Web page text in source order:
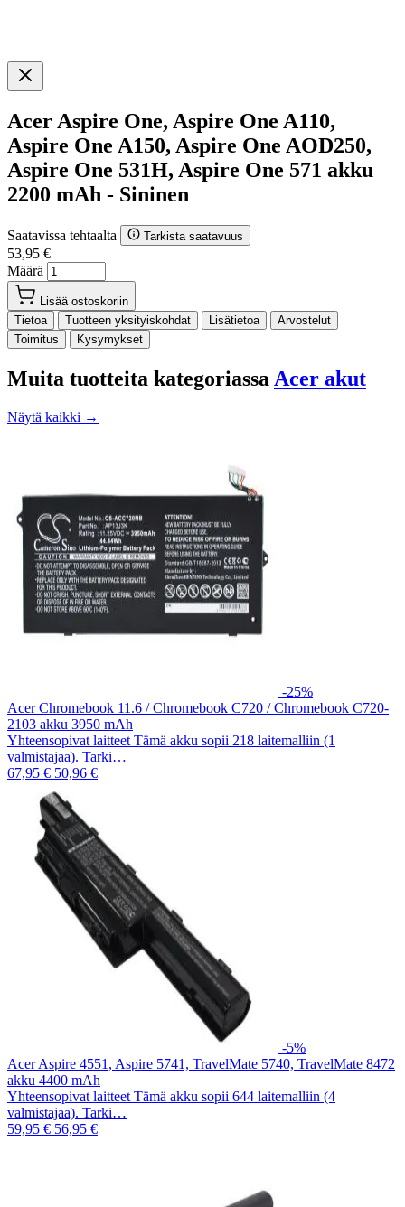
Acer Aspire One, Aspire One A110,
Aspire One A150, Aspire One AOD250,
Aspire One 531H, Aspire One 571 akku
2200 mAh - Sininen
Saatavissa tehtaalta Tarkista saatavuus
53,95 €
Määrä
Lisää ostoskoriin
Tietoa
Tuotteen yksityiskohdat Lisätietoa
Arvostelut
Toimitus
Kysymykset
Muita tuotteita kategoriassa Acer akut
Näytä kaikki →
-25%
Acer Chromebook 11.6 / Chromebook C720 / Chromebook C720-
2103 akku 3950 mAh
Yhteensopivat laitteet Tämä akku sopii 218 laitemalliin (1
valmistajaa). Tarki…
67,95 € 50,96 €
-5%
Acer Aspire 4551, Aspire 5741, TravelMate 5740, TravelMate 8472
akku 4400 mAh
Yhteensopivat laitteet Tämä akku sopii 644 laitemalliin (4
valmistajaa). Tarki…
59,95 € 56,95 €